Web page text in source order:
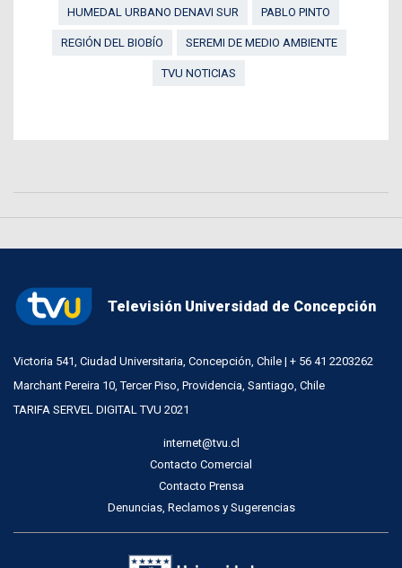
HUMEDAL URBANO DENAVI SUR
PABLO PINTO
REGIÓN DEL BIOBÍO SEREMI DE MEDIO AMBIENTE
TVU NOTICIAS
Televisión Universidad de Concepción
Victoria 541, Ciudad Universitaria, Concepción, Chile | + 56 41 2203262
Marchant Pereira 10, Tercer Piso, Providencia, Santiago, Chile
TARIFA SERVEL DIGITAL TVU 2021
internet@tvu.cl
Contacto Comercial
Contacto Prensa
Denuncias, Reclamos y Sugerencias